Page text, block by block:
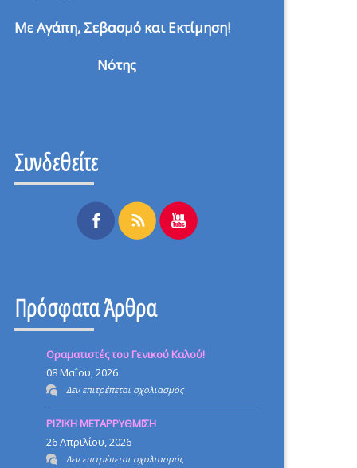
Με Αγάπη, Σεβασμό και Εκτίμηση!
Νότης
Συνδεθείτε
Πρόσφατα Άρθρα
Οραματιστές του Γενικού Καλού!
08 Μαΐου, 2026
Δεν επιτρέπεται σχολιασμόςστο
Οραματιστές
ΡΙΖΙΚΗ ΜΕΤΑΡΡΥΘΜΙΣΗ
26 Απριλίου, 2026
Δεν επιτρέπεται σχολιασμόςστο